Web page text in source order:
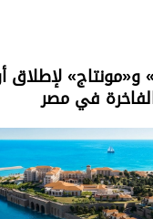
و«مونتاج» لإطلاق
في مصر